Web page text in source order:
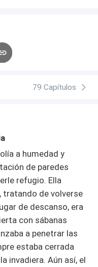
esa vida a cambio de
sangre y deseo en
sin saber si
79 Capítulos
a humedad y
de paredes
refugio. Ella
tratando de volverse
de descanso, era
con sábanas
a penetrar las
estaba cerrada
invadiera. Aún así, el